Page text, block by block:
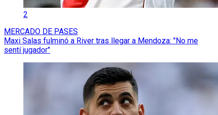
2
MERCADO DE PASES
Maxi Salas fulminó a River tras llegar a Mendoza: "No me
sentí jugador"